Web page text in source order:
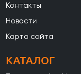
Контакты
Новости
Карта сайта
КАТАЛОГ